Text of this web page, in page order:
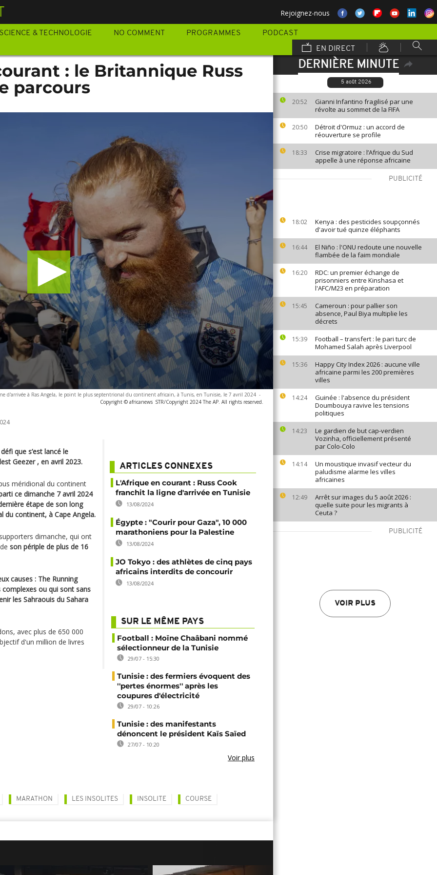
Rejoignez-nous
SCIENCE & TECHNOLOGIE NO COMMENT PROGRAMMES
PODCAST
EN DIRECT
DERNIÈRE MINUTE
5 août 2026
20:52
Gianni Infantino fragilisé par une
révolte au sommet de la FIFA
20:50
Détroit d'Ormuz : un accord de
réouverture se profile
18:33
Crise migratoire : l’Afrique du Sud
appelle à une réponse africaine
PUBLICITÉ
18:02
Kenya : des pesticides soupçonnés
d'avoir tué quinze éléphants
16:44
El Niño : l'ONU redoute une nouvelle
flambée de la faim mondiale
16:20
RDC: un premier échange de
prisonniers entre Kinshasa et
l'AFC/M23 en préparation
15:45
Cameroun : pour pallier son
absence, Paul Biya multiplie les
décrets
15:39
Football – transfert : le pari turc de
Mohamed Salah après Liverpool
15:36
Happy City Index 2026 : aucune ville
africaine parmi les 200 premières
villes
14:24
Guinée : l'absence du président
Doumbouya ravive les tensions
politiques
14:23
Le gardien de but cap-verdien
Vozinha, officiellement présenté
par Colo-Colo
14:14
Un moustique invasif vecteur du
paludisme alarme les villes
africaines
12:49
Arrêt sur images du 5 août 2026 :
quelle suite pour les migrants à
Ceuta ?
PUBLICITÉ
VOIR PLUS
: le Britannique Russ
parcours
d'arrivée à Ras Angela, le point le plus septentrional du continent africain, à Tunis, en Tunisie, le 7 avril 2024 -
Copyright © africanews STR/Copyright 2024 The AP. All rights reserved.
que s’est lancé le
Geezer , en avril 2023.
méridional du continent
ce dimanche 7 avril 2024
étape de son long
du continent, à Cape Angela.
dimanche, qui ont
son périple de plus de 16
causes : The Running
ou qui sont sans
les Sahraouis du Sahara
avec plus de 650 000
d'un million de livres
ARTICLES CONNEXES
L'Afrique en courant : Russ Cook
franchit la ligne d'arrivée en Tunisie
13/08/2024
Égypte : "Courir pour Gaza", 10 000
marathoniens pour la Palestine
13/08/2024
JO Tokyo : des athlètes de cinq pays
africains interdits de concourir
13/08/2024
SUR LE MÊME PAYS
Football : Moïne Chaâbani nommé
sélectionneur de la Tunisie
29/07 - 15:30
Tunisie : des fermiers évoquent des
''pertes énormes'' après les
coupures d'électricité
29/07 - 10:26
Tunisie : des manifestants
dénoncent le président Kaïs Saïed
27/07 - 10:20
Voir plus
MARATHON LES INSOLITES INSOLITE COURSE